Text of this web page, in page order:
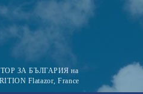
ЗА БЪЛГАРИЯ на
Flatazor, France